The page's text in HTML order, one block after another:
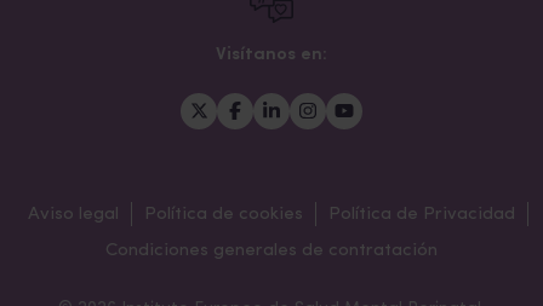
Visítanos en:
Aviso legal Política de cookies
Política de Privacidad
Condiciones generales de contratación